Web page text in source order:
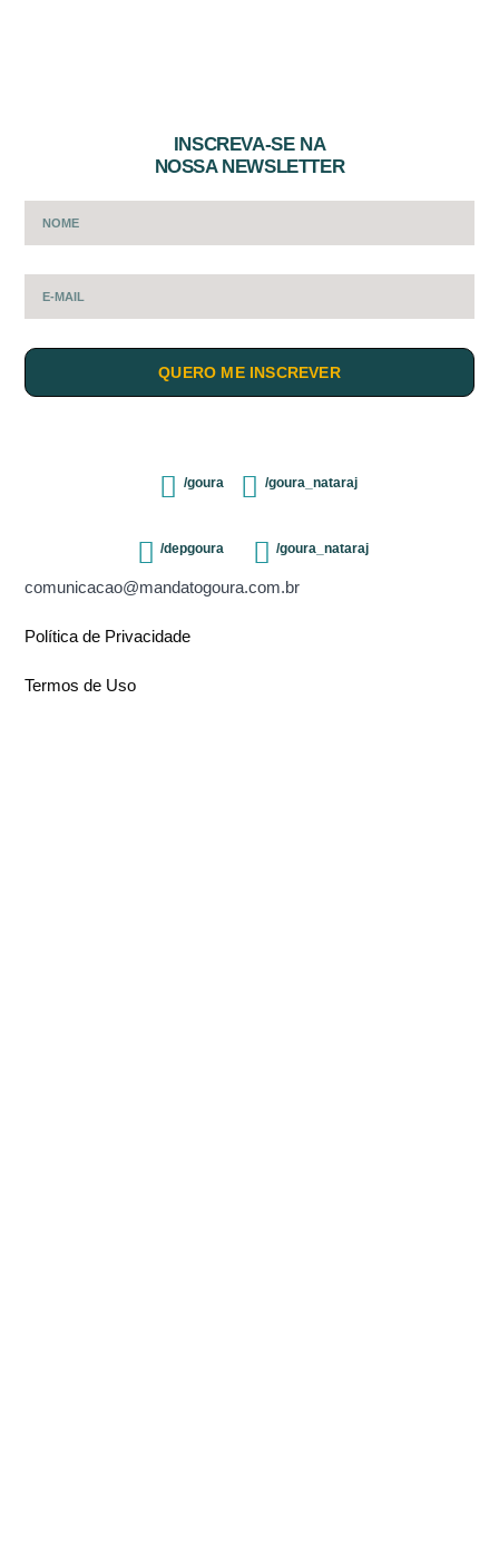
INSCREVA-SE NA
NOSSA NEWSLETTER
QUERO ME INSCREVER
/goura /goura_nataraj
/depgoura /goura_nataraj
comunicacao@mandatogoura.com.br
Política de Privacidade
Termos de Uso